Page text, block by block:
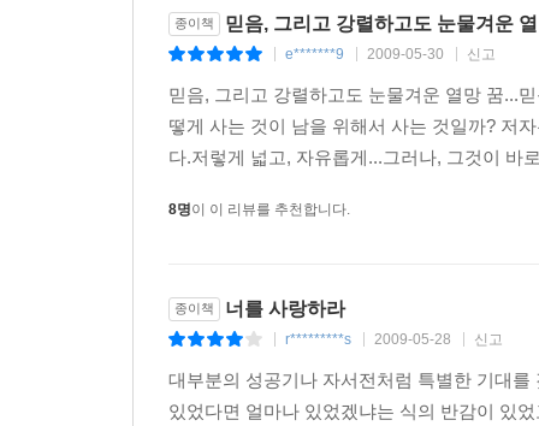
흔히들 공부 잘 하는 사람은 “공부가 재미있었다
공부보다 재미있는 것을 하지 않으면 된다. 그러
--- ‘또 다른 도전’ 중에서
종이책 믿음, 그리고 강렬하고도 눈물겨운
e*******9 2009-05-30 신고
믿음, 그리고 강렬하고도 눈물겨운 열망 꿈...
떻게 사는 것이 남을 위해서 사는 것일까? 저
다.저렇게 넓고, 자유롭게...그러나, 그것이 바
8명이 이 리뷰를 추천합니다.
종이책 너를 사랑하라
r*********s 2009-05-28 신고
대부분의 성공기나 자서전처럼 특별한 기대
있었다면 얼마나 있었겠냐는 식의 반감이 있